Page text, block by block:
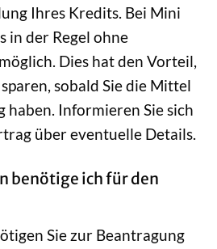
Ihres Kredits. Bei Mini
in der Regel ohne
Dies hat den Vorteil,
sobald Sie die Mittel
haben. Informieren Sie sich
über eventuelle Details.
benötige ich für den
Sie zur Beantragung